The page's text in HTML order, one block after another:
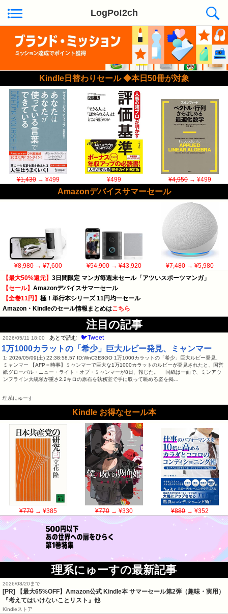
LogPo!2ch
Kindle日替わりセール ◆本日50冊が対象
¥1,430→ ¥499 ¥499 ¥4,950→ ¥499
Amazonデバイスサマーセール
¥8,980→ ¥7,600 ¥54,900→ ¥43,920 ¥7,480→ ¥5,980
【最大50%還元】 3日間限定 マンガ毎週末セール「アツいスポーツマンガ」
【セール】 Amazonデバイスサマーセール
【全巻11円】 極！単行本シリーズ 11円均一セール
Amazon・Kindleのセール情報まとめはこちら
注目の記事
2026/05/11 18:00 あとで読む 🐦Tweet
1万1000カラットの「希少」巨大ルビー発見、ミャンマー
1: 2026/05/09(土) 22:38:58.57 ID:WnC3E8GO 1万1000カラットの「希少」巨大ルビー発見、
ミャンマー 【AFP＝時事】ミャンマーで巨大な1万1000カラットのルビーが発見されたと、国営
紙グローバル・ニュー・ライト・オブ・ミャンマーが8日、報じた。 同紙は一面で、ミンアウ
ンフライン大統領が重さ2.2キロの原石を執務室で手に取って眺める姿を掲…
理系にゅーす
Kindle お得なセール本
¥770→ ¥385 ¥770→ ¥330 ¥880→ ¥352
理系にゅーすの最新記事
2026/08/20まで
[PR]
【最大65%OFF】Amazon公式 Kindle本 サマーセール第2弾（趣味・実用）
『考えてはいけないことリスト』他
Kindleストア